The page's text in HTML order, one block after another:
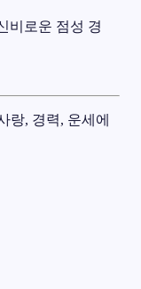
비로운 점성 경
랑, 경력, 운세에